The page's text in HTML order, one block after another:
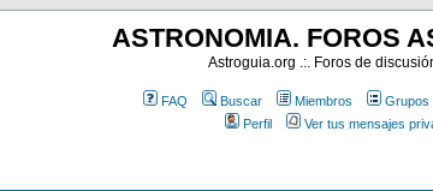
ASTRONOMIA. FOROS
Astroguia.org .:. Foros de
FAQ Buscar Miembros Grupos
Perfil
Ver tus mensajes